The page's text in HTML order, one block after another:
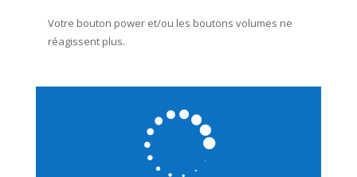
Votre bouton power et/ou les boutons volumes ne
réagissent plus.
